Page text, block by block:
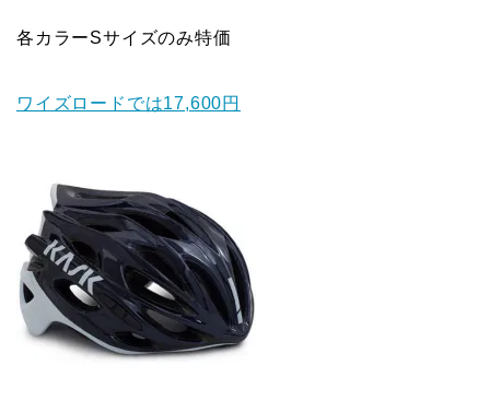
各カラーSサイズのみ特価
ワイズロードでは17,600円